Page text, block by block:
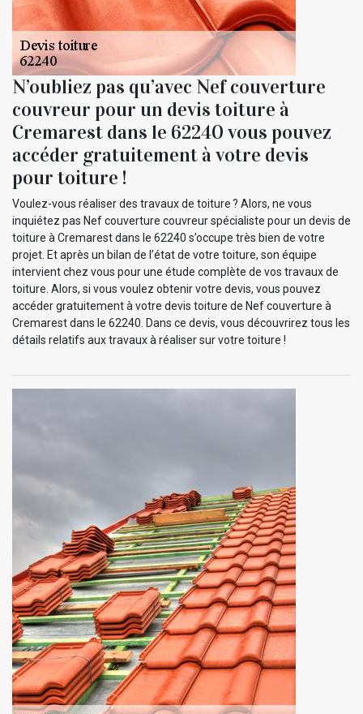
N’oubliez pas qu’avec Nef couverture
couvreur pour un devis toiture à
Cremarest dans le 62240 vous pouvez
accéder gratuitement à votre devis
pour toiture !
Voulez-vous réaliser des travaux de toiture ? Alors, ne vous
inquiétez pas Nef couverture couvreur spécialiste pour un devis de
toiture à Cremarest dans le 62240 s’occupe très bien de votre
projet. Et après un bilan de l’état de votre toiture, son équipe
intervient chez vous pour une étude complète de vos travaux de
toiture. Alors, si vous voulez obtenir votre devis, vous pouvez
accéder gratuitement à votre devis toiture de Nef couverture à
Cremarest dans le 62240. Dans ce devis, vous découvrirez tous les
détails relatifs aux travaux à réaliser sur votre toiture !